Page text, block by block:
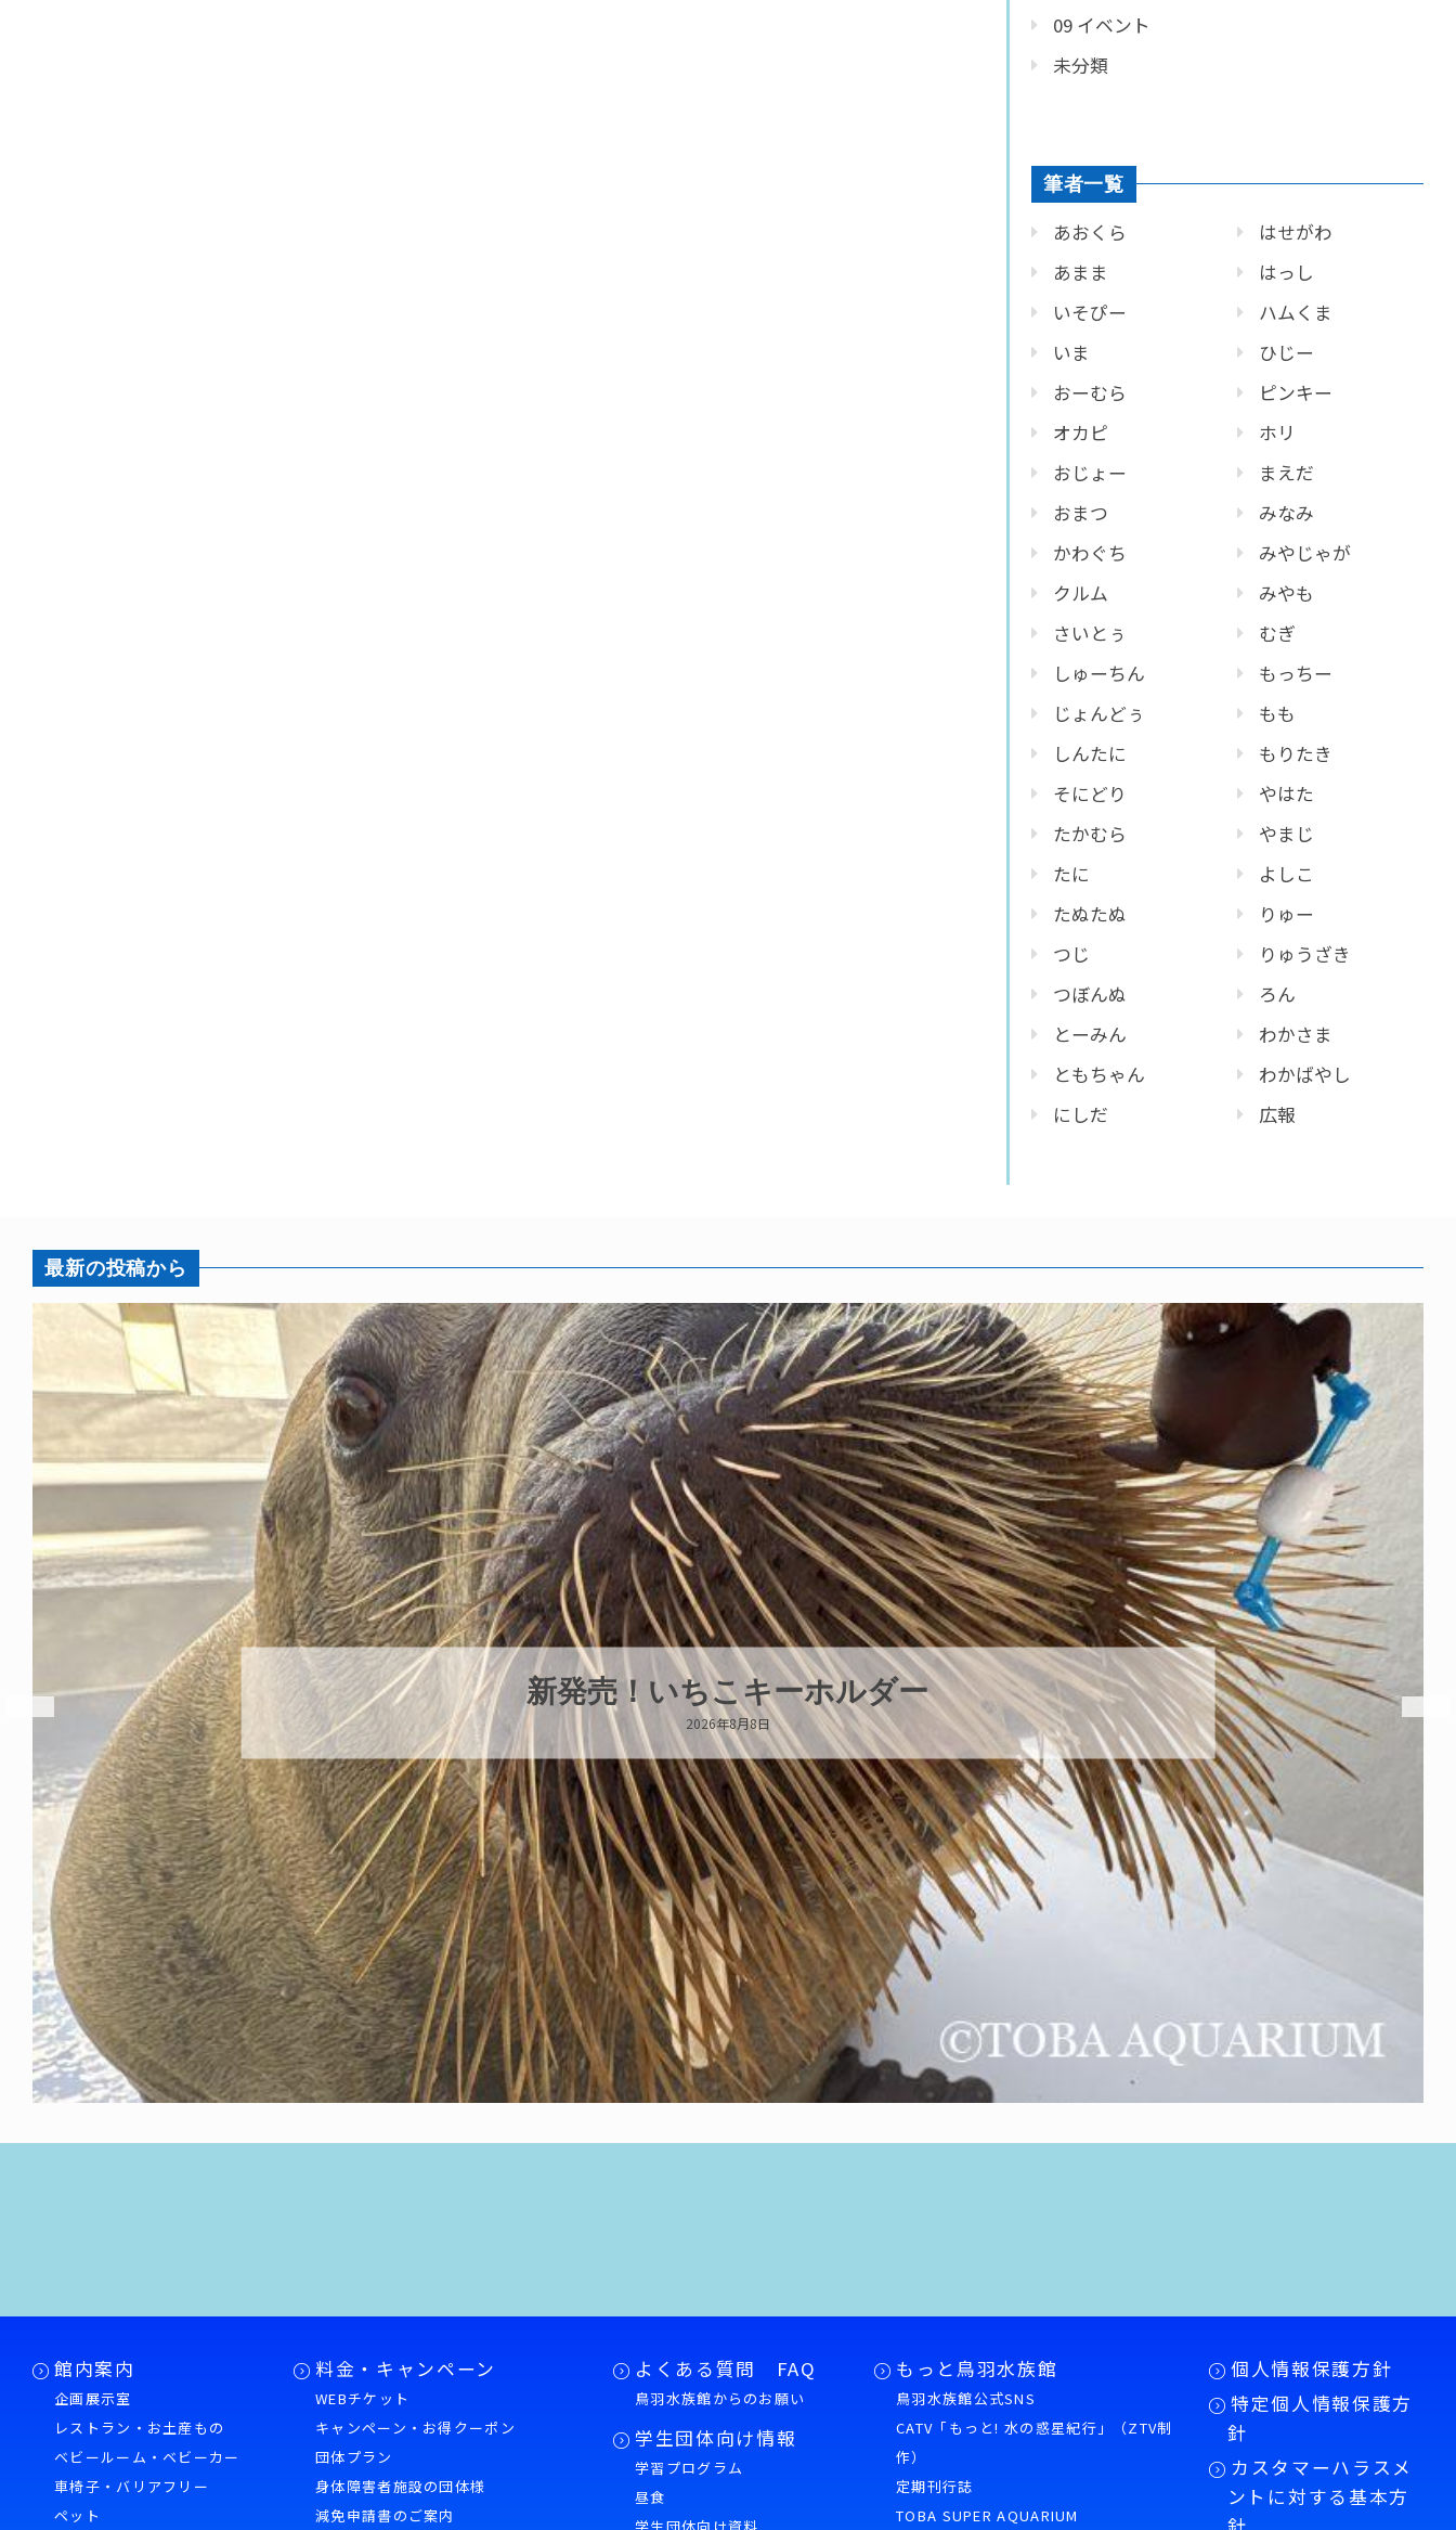
09 イベント
未分類
筆者一覧
あおくら
あまま
いそぴー
いま
おーむら
オカピ
おじょー
おまつ
かわぐち
クルム
さいとぅ
しゅーちん
じょんどぅ
しんたに
そにどり
たかむら
たに
たぬたぬ
つじ
つぼんぬ
とーみん
ともちゃん
にしだ
はせがわ
はっし
ハムくま
ひじー
ピンキー
ホリ
まえだ
みなみ
みやじゃが
みやも
むぎ
もっちー
もも
もりたき
やはた
やまじ
よしこ
りゅー
りゅうざき
ろん
わかさま
わかばやし
広報
最新の投稿から
キーホルダー
8月8日
パラオオウムガイが
2026年8月7日
館内案内
企画展示室
レストラン・お土産もの
ベビールーム・ベビーカー
車椅子・バリアフリー
ペット
料金・キャンペーン
WEBチケット
キャンペーン・お得クーポン
団体プラン
身体障害者施設の団体様
減免申請書のご案内
よくある質問 FAQ
鳥羽水族館からのお願い
学生団体向け情報
学習プログラム
昼食
もっと鳥羽水族館
鳥羽水族館公式SNS
CATV「もっと! 水の惑星紀行」（ZTV制
作）
定期刊行誌
TOBA SUPER AQUARIUM
個人情報保護方針
特定個人情報保護方
針
カスタマーハラスメ
ントに対する基本方